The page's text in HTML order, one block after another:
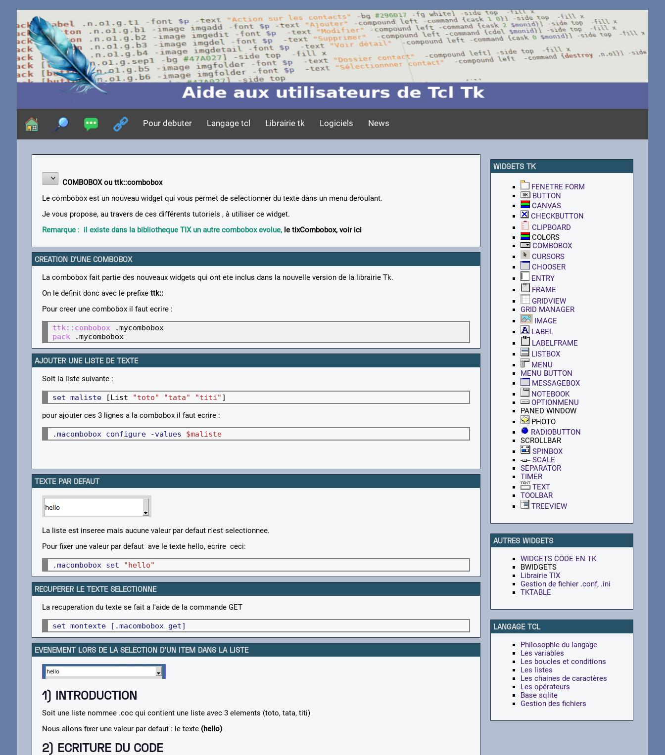
Pour debuter Langage tcl Librairie tk Logiciels News
COMBOBOX ou ttk::combobox
Le combobox est un nouveau widget qui vous permet de selectionner du texte dans un menu deroulant.
Je vous propose, au travers de ces différents tutoriels , à utiliser ce widget.
Remarque : il existe dans la bibliotheque TIX un autre combobox evolue, le tixCombobox, voir ici
CREATION D'UNE COMBOBOX
La combobox fait partie des nouveaux widgets qui ont ete inclus dans la nouvelle version de la librairie Tk.
On le definit donc avec le prefixe ttk::
Pour creer une combobox il faut ecrire :
ttk::combobox
pack .mycombobox
AJOUTER UNE LISTE DE TEXTE
Soit la liste suivante :
set maliste [List "toto" "tata" "titi" ]
pour ajouter ces 3 lignes a la combobox il faut ecrire :
.macombobox configure -values $maliste
TEXTE PAR DEFAUT
La liste est inseree mais aucune valeur par defaut n'est selectionnee.
Pour fixer une valeur par defaut ave le texte hello, ecrire ceci:
.macombobox set "hello"
RECUPERER LE TEXTE SELECTIONNE
La recuperation du texte se fait a l'aide de la commande GET
set montexte [.macombobox get]
EVENEMENT LORS DE LA SELECTION D'UN ITEM DANS LA LISTE
1) INTRODUCTION
Soit une liste nommee .coc qui contient une liste avec 3 elements (toto, tata, titi)
Nous allons fixer une valeur par defaut : le texte(hello)
2) ECRITURE DU CODE
WIDGETS TK
FENETRE FORM
BUTTON
CANVAS
CHECKBUTTON
CLIPBOARD
COLORS
COMBOBOX
CURSORS
CHOOSER
ENTRY
FRAME
GRIDVIEW
GRID MANAGER
IMAGE
LABEL
LABELFRAME
LISTBOX
MENU
MENU BUTTON
MESSAGEBOX
NOTEBOOK
OPTIONMENU
PANED WINDOW
PHOTO
RADIOBUTTON
SCROLLBAR
SPINBOX
SCALE
SEPARATOR
TIMER
TEXT
TOOLBAR
TREEVIEW
AUTRES WIDGETS
WIDGETS CODE EN TK
BWIDGETS
Librairie TIX
Gestion de fichier .conf, .ini
TKTABLE
LANGAGE TCL
Philosophie du langage
Les variables
Les boucles et conditions
Les listes
Les chaines de caractères
Les opérateurs
Base sqlite
Gestion des fichiers